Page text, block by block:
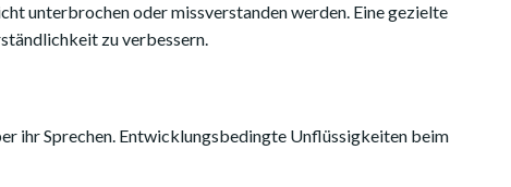
unterbrochen oder missverstanden werden. Eine gezielte
zu verbessern.
ihr Sprechen. Entwicklungsbedingte Unflüssigkeiten beim